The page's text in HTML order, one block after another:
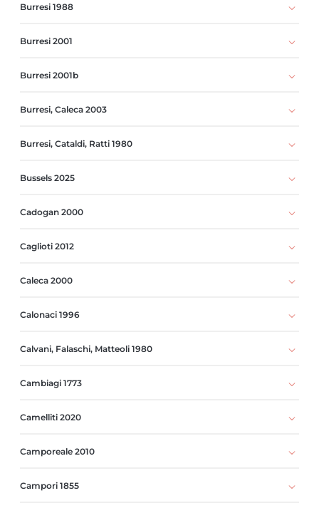
Burresi 1988
Burresi 2001
Burresi 2001b
Burresi, Caleca 2003
Burresi, Cataldi, Ratti 1980
Bussels 2025
Cadogan 2000
Caglioti 2012
Caleca 2000
Calonaci 1996
Calvani, Falaschi, Matteoli 1980
Cambiagi 1773
Camelliti 2020
Camporeale 2010
Campori 1855